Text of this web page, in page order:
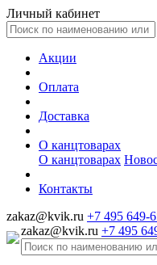
Личный кабинет
Акции
Оплата
Доставка
О канцтоварах
О канцтоварах
Контакты
zakaz@kvik.ru +7 495 649-
zakaz@kvik.ru +7 495